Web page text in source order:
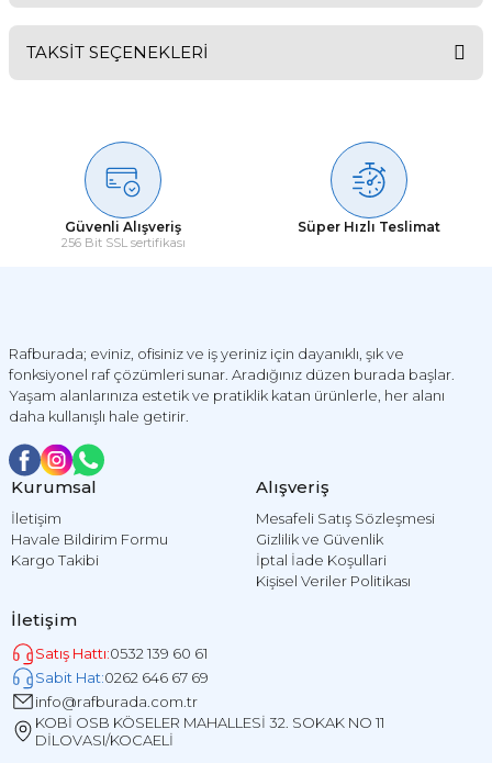
Ürün hakkında henüz soru sorulmamış.
TAKSİT SEÇENEKLERİ
Güvenli Alışveriş
256 Bit SSL sertifikası
Süper Hızlı Teslimat
Rafburada; eviniz, ofisiniz ve iş yeriniz için dayanıklı, şık ve
fonksiyonel raf çözümleri sunar. Aradığınız düzen burada başlar.
Yaşam alanlarınıza estetik ve pratiklik katan ürünlerle, her alanı
daha kullanışlı hale getirir.
Kurumsal
İletişim
Havale Bildirim Formu
Kargo Takibi
Alışveriş
Mesafeli Satış Sözleşmesi
Gizlilik ve Güvenlik
İptal İade Koşullari
Kişisel Veriler Politikası
İletişim
Satış Hattı:0532 139 60 61
Sabit Hat:0262 646 67 69
info@rafburada.com.tr
KOBİ OSB KÖSELER MAHALLESİ 32. SOKAK NO 11
DİLOVASI/KOCAELİ